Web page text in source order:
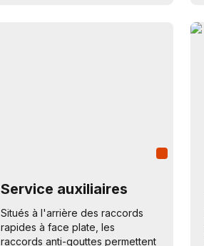
Service auxiliaires
Situés à l'arrière des raccords
rapides à face plate, les
raccords anti-gouttes permettent